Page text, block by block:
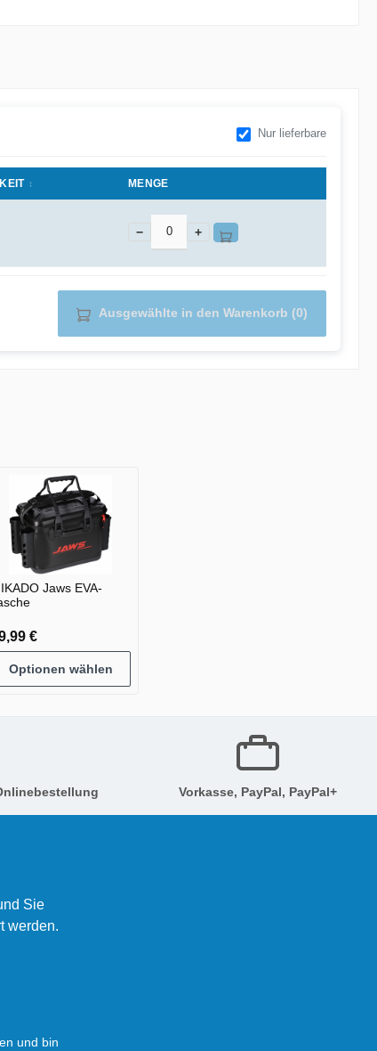
Nur lieferbare
MENGE
− +
Ausgewählte in den Warenkorb (0)
Jaws EVA-
€
Optionen wählen
Vorkasse, PayPal, PayPal+
Sie
werden.
und bin